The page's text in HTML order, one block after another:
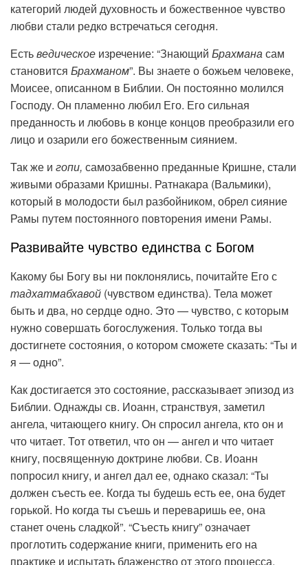
категорий людей духовность и божественное чувство
любви стали редко встречаться сегодня.
Естьведическое изречение: “Знающий Брахманасам
становится Брахманом”. Вы знаете о божьем человеке,
Моисее, описанном в Библии. Он постоянно молился
Господу. Он пламенно любил Его. Его сильная
преданность и любовь в конце концов преобразили его
лицо и озарили его божественным сиянием.
Так же и гопи, самозабвенно преданные Кришне, стали
живыми образами Кришны. Ратнакара (Вальмики),
который в молодости был разбойником, обрел сияние
Рамы путем постоянного повторения имени Рамы.
Развивайте чувство единства с Богом
Какому бы Богу вы ни поклонялись, почитайте Его с
тадхатмабхавой (чувством единства). Тела может
быть и два, но сердце одно. Это — чувство, с которым
нужно совершать богослужения. Только тогда вы
достигнете состояния, о котором сможете сказать: “Ты и
я — одно”.
Как достигается это состояние, рассказывает эпизод из
Библии. Однажды св. Иоанн, странствуя, заметил
ангела, читающего книгу. Он спросил ангела, кто он и
что читает. Тот ответил, что он — ангел и что читает
книгу, посвященную доктрине любви. Св. Иоанн
попросил книгу, и ангел дал ее, однако сказал: “Ты
должен съесть ее. Когда ты будешь есть ее, она будет
горькой. Но когда ты съешь и переваришь ее, она
станет очень сладкой”. “Съесть книгу” означает
проглотить содержание книги, применить его на
практике и испытать блаженство от этого процесса.